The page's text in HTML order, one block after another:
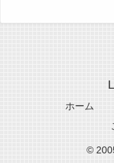
ホーム
©